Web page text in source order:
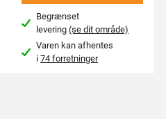
Begrænset
levering(se dit område)
Varen kan afhentes
i74 forretninger